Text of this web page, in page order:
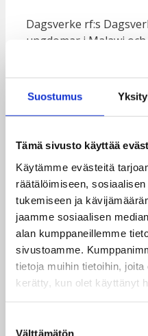
Suostumus
Tämä sivusto käyttää
Käytämme evästeitä
räätälöimiseen,
tukemiseen ja
jaamme sosiaalisen
alan kumppaneillemme
sivustoamme.
tietoja muihin tietoihin,
kerätty, kun olet käyttänyt
Välttämätön
Dagsverke rf:s
ungdomar i Malawi
innan er
materialet ni beställt
spårningskoden. Vid
vänligen kontakta oss
341 5507.
ANMÄLNING TILL
”Det minskar ungas